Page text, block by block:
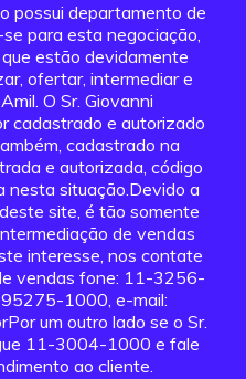
possui departamento de
para esta negociação,
estão devidamente
ofertar, intermediar e
O Sr. Giovanni
cadastrado e autorizado
cadastrado na
e autorizada, código
situação.Devido a
site, é tão somente
de vendas
interesse, nos contate
vendas fone: 11-3256-
1000, e-mail:
um outro lado se o Sr.
11-3004-1000 e fale
ao cliente.